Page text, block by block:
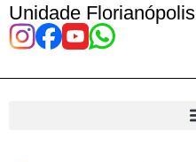
Unidade Florianópolis